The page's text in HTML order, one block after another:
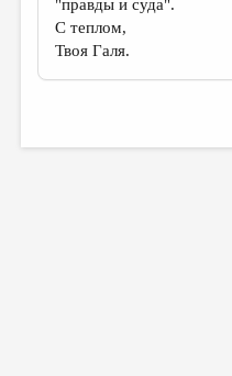
"правды и суда".
С теплом,
Твоя Галя.